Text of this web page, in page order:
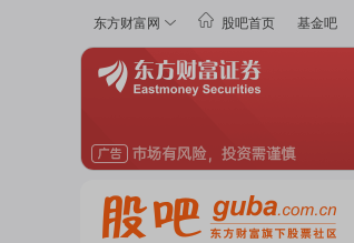
东方财富网 股吧首页 基金吧